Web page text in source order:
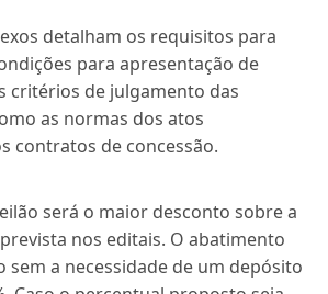
detalham os requisitos para
para apresentação de
critérios de julgamento das
as normas dos atos
contratos de concessão.
será o maior desconto sobre a
nos editais. O abatimento
a necessidade de um depósito